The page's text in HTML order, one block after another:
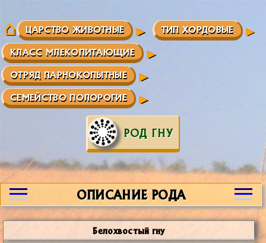
ЦАРСТВО ЖИВОТНЫЕ ТИП ХОРДОВЫЕ
КЛАСС МЛЕКОПИТАЮЩИЕ
ОТРЯД ПАРНОКОПЫТНЫЕ
СЕМЕЙСТВО ПОЛОРОГИЕ
РОД ГНУ
ОПИСАНИЕ РОДА
Белохвостый гну